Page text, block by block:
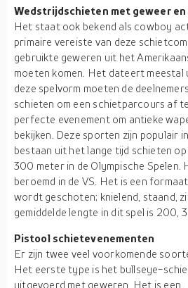
Wedstrijdschieten met geweer
Het staat ook bekend als cowboy
primaire vereiste van deze
gebruikte geweren uit het
moeten komen. Het dateert meestal
deze spelvorm moeten de
schieten om een schietparcours af
perfecte evenement om antieke
bekijken. Deze sporten zijn populair
bestaan uit het lange tijd schieten
300 meter in de Olympische Spelen.
beroemd in de VS. Het is een
wordt geschoten; knielend, staand,
gemiddelde lengte in dit spel is 200,
Pistool schietevenementen
Er zijn twee veel voorkomende
Het eerste type is het bullseye-
uitgevoerd met geweren. Het is een